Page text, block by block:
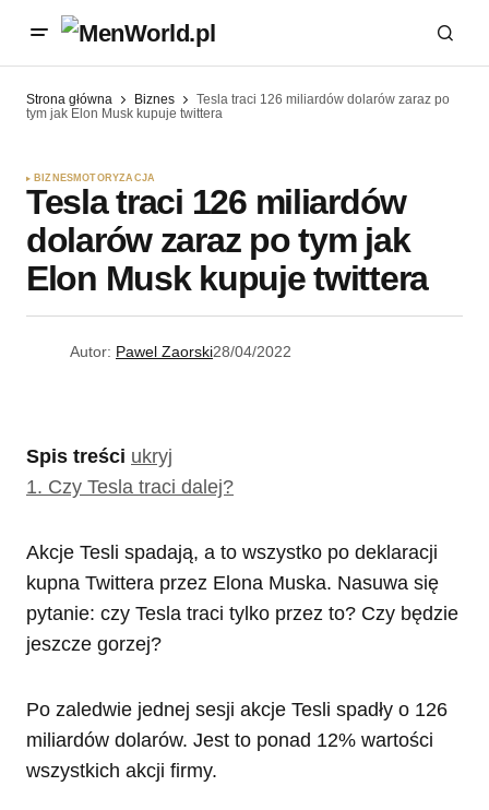
Strona główna Biznes
Tesla traci 126 miliardów dolarów zaraz po
tym jak Elon Musk kupuje twittera
BIZNESMOTORYZACJA
Tesla traci 126 miliardów
dolarów zaraz po tym jak
Elon Musk kupuje twittera
Autor: Pawel Zaorski28/04/2022
Spis treści ukryj
1. Czy Tesla traci dalej?
Akcje Tesli spadają, a to wszystko po deklaracji
kupna Twittera przez Elona Muska. Nasuwa się
pytanie: czy Tesla traci tylko przez to? Czy będzie
jeszcze gorzej?
Po zaledwie jednej sesji akcje Tesli spadły o 126
miliardów dolarów. Jest to ponad 12% wartości
wszystkich akcji firmy.